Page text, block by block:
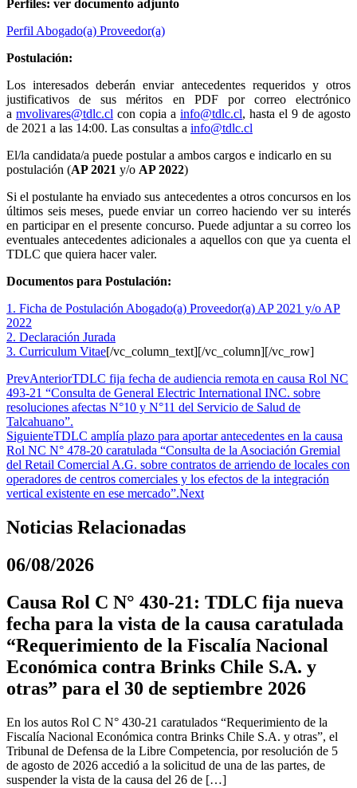
Perfiles: ver documento adjunto
Perfil Abogado(a) Proveedor(a)
Postulación:
Los interesados deberán enviar antecedentes requeridos y otros
justificativos de sus méritos en PDF por correo electrónico
a mvolivares@tdlc.cl con copia a info@tdlc.cl, hasta el 9 de agosto
de 2021 a las 14:00. Las consultas a info@tdlc.cl
El/la candidata/a puede postular a ambos cargos e indicarlo en su
postulación (AP 2021 y/o AP 2022)
Si el postulante ha enviado sus antecedentes a otros concursos en los
últimos seis meses, puede enviar un correo haciendo ver su interés
en participar en el presente concurso. Puede adjuntar a su correo los
eventuales antecedentes adicionales a aquellos con que ya cuenta el
TDLC que quiera hacer valer.
Documentos para Postulación:
1. Ficha de Postulación Abogado(a) Proveedor(a) AP 2021 y/o AP
2022
2. Declaración Jurada
3. Curriculum Vitae[/vc_column_text][/vc_column][/vc_row]
PrevAnteriorTDLC fija fecha de audiencia remota en causa Rol NC
493-21 “Consulta de General Electric International INC. sobre
resoluciones afectas N°10 y N°11 del Servicio de Salud de
Talcahuano”.
SiguienteTDLC amplía plazo para aportar antecedentes en la causa
Rol NC N° 478-20 caratulada “Consulta de la Asociación Gremial
del Retail Comercial A.G. sobre contratos de arriendo de locales con
operadores de centros comerciales y los efectos de la integración
vertical existente en ese mercado”.Next
Noticias Relacionadas
06/08/2026
Causa Rol C N° 430-21: TDLC fija nueva
fecha para la vista de la causa caratulada
“Requerimiento de la Fiscalía Nacional
Económica contra Brinks Chile S.A. y
otras” para el 30 de septiembre 2026
En los autos Rol C N° 430-21 caratulados “Requerimiento de la
Fiscalía Nacional Económica contra Brinks Chile S.A. y otras”, el
Tribunal de Defensa de la Libre Competencia, por resolución de 5
de agosto de 2026 accedió a la solicitud de una de las partes, de
suspender la vista de la causa del 26 de […]